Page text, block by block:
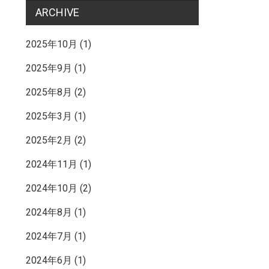
ARCHIVE
2025年10月 (1)
2025年9月 (1)
2025年8月 (2)
2025年3月 (1)
2025年2月 (2)
2024年11月 (1)
2024年10月 (2)
2024年8月 (1)
2024年7月 (1)
2024年6月 (1)